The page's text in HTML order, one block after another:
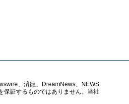
、済龍、DreamNews、NEWS
保証するものではありません。当社